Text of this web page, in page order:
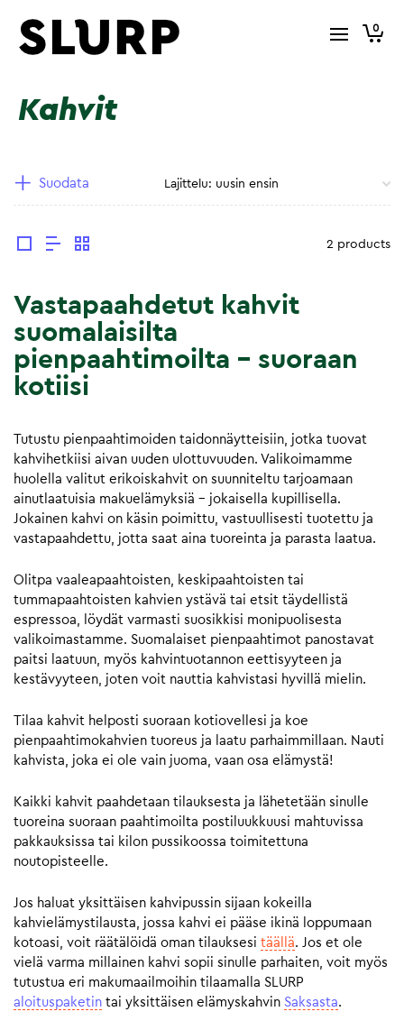
0
Kahvit
Suodata
2 products
Vastapaahdetut kahvit
suomalaisilta
pienpaahtimoilta – suoraan
kotiisi
Tutustu pienpaahtimoiden taidonnäytteisiin, jotka tuovat
kahvihetkiisi aivan uuden ulottuvuuden. Valikoimamme
huolella valitut erikoiskahvit on suunniteltu tarjoamaan
ainutlaatuisia makuelämyksiä – jokaisella kupillisella.
Jokainen kahvi on käsin poimittu, vastuullisesti tuotettu ja
vastapaahdettu, jotta saat aina tuoreinta ja parasta laatua.
Olitpa vaaleapaahtoisten, keskipaahtoisten tai
tummapaahtoisten kahvien ystävä tai etsit täydellistä
espressoa, löydät varmasti suosikkisi monipuolisesta
valikoimastamme. Suomalaiset pienpaahtimot panostavat
paitsi laatuun, myös kahvintuotannon eettisyyteen ja
kestävyyteen, joten voit nauttia kahvistasi hyvillä mielin.
Tilaa kahvit helposti suoraan kotiovellesi ja koe
pienpaahtimokahvien tuoreus ja laatu parhaimmillaan. Nauti
kahvista, joka ei ole vain juoma, vaan osa elämystä!
Kaikki kahvit paahdetaan tilauksesta ja lähetetään sinulle
tuoreina suoraan paahtimoilta postiluukkuusi mahtuvissa
pakkauksissa tai kilon pussikoossa toimitettuna
noutopisteelle.
Jos haluat yksittäisen kahvipussin sijaan kokeilla
kahvielämystilausta, jossa kahvi ei pääse ikinä loppumaan
kotoasi, voit räätälöidä oman tilauksesi täällä. Jos et ole
vielä varma millainen kahvi sopii sinulle parhaiten, voit myös
tutustua eri makumaailmoihin tilaamalla SLURP
aloituspaketin tai yksittäisen elämyskahvin Saksasta.